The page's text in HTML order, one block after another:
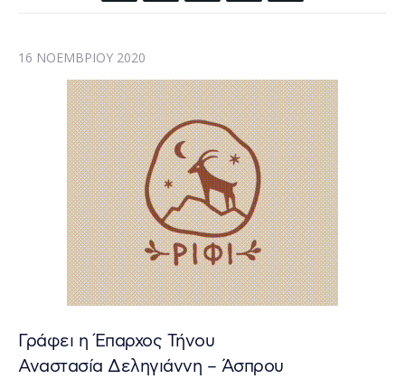
16 ΝΟΕΜΒΡΊΟΥ 2020
Γράφει η Έπαρχος Τήνου
Αναστασία Δεληγιάννη – Άσπρου